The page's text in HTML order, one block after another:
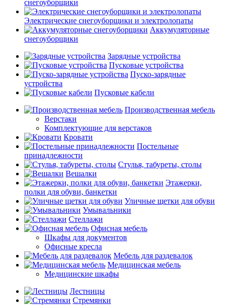
снегоуборщики
Электрические снегоуборщики и электролопаты
Аккумуляторные
снегоуборщики
Зарядные устройства
Пусковые устройства
Пуско-зарядные
устройства
Пусковые кабели
Производственная мебель
Верстаки
Комплектующие для верстаков
Кровати
Постельные
принадлежности
Стулья, табуреты, столы
Вешалки
Этажерки,
полки для обуви, банкетки
Уличные щетки для обуви
Умывальники
Стеллажи
Офисная мебель
Шкафы для документов
Офисные кресла
Мебель для раздевалок
Медицинская мебель
Медицинские шкафы
Лестницы
Стремянки